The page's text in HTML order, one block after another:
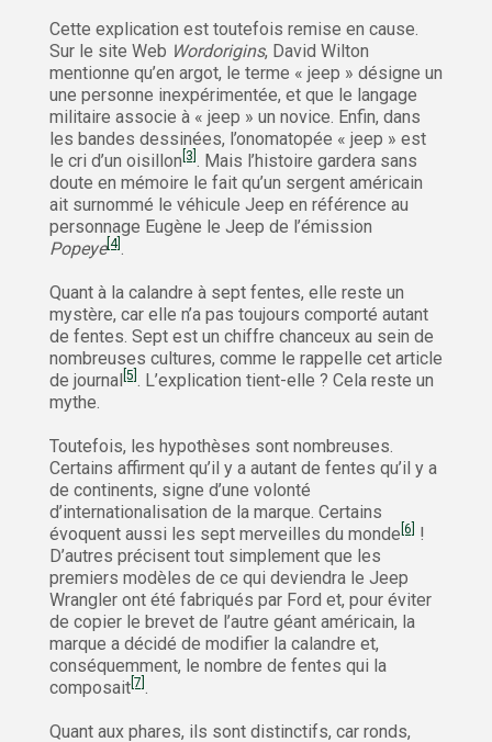
Cette explication est toutefois remise en cause.
Sur le site Web Wordorigins, David Wilton
mentionne qu’en argot, le terme « jeep » désigne un
une personne inexpérimentée, et que le langage
militaire associe à « jeep » un novice. Enfin, dans
les bandes dessinées, l’onomatopée « jeep » est
le cri d’un oisillon [3] . Mais l’histoire gardera sans
doute en mémoire le fait qu’un sergent américain
ait surnommé le véhicule Jeep en référence au
personnage Eugène le Jeep de l’émission
Popeye[4].
Quant à la calandre à sept fentes, elle reste un
mystère, car elle n’a pas toujours comporté autant
de fentes. Sept est un chiffre chanceux au sein de
nombreuses cultures, comme le rappelle cet article
de journal [5] . L’explication tient-elle ? Cela reste un
mythe.
Toutefois, les hypothèses sont nombreuses.
Certains affirment qu’il y a autant de fentes qu’il y a
de continents, signe d’une volonté
d’internationalisation de la marque. Certains
évoquent aussi les sept merveilles du monde [6]
!
D’autres précisent tout simplement que les
premiers modèles de ce qui deviendra le Jeep
Wrangler ont été fabriqués par Ford et, pour éviter
de copier le brevet de l’autre géant américain, la
marque a décidé de modifier la calandre et,
conséquemment, le nombre de fentes qui la
composait [7] .
Quant aux phares, ils sont distinctifs, car ronds,